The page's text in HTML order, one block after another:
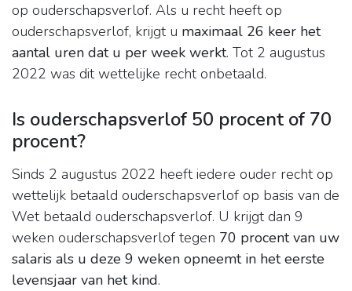
op ouderschapsverlof. Als u recht heeft op
ouderschapsverlof, krijgt u maximaal 26 keer het
aantal uren dat u per week werkt. Tot 2 augustus
2022 was dit wettelijke recht onbetaald.
Is ouderschapsverlof 50 procent of 70
procent?
Sinds 2 augustus 2022 heeft iedere ouder recht op
wettelijk betaald ouderschapsverlof op basis van de
Wet betaald ouderschapsverlof. U krijgt dan 9
weken ouderschapsverlof tegen 70 procent van uw
salaris als u deze 9 weken opneemt in het eerste
levensjaar van het kind.